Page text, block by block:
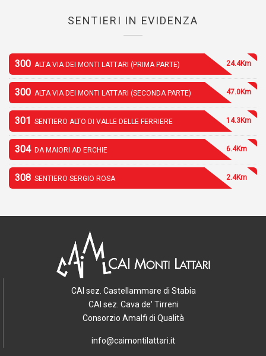
SENTIERI IN EVIDENZA
300 ALTA VIA DEI MONTI LATTARI (PRIMA PARTE) 24.4Km
300 ALTA VIA DEI MONTI LATTARI (SECONDA PARTE) 47.0Km
301 SENTIERO ALTO DI VALLE DELLE FERRIERE 14.3Km
304 DA MAIORI AD ERCHIE 6.4Km
308 SENTIERO SERGIO ROSA 2.4Km
CAI sez. Castellammare di Stabia
CAI sez. Cava de' Tirreni
Consorzio Amalfi di Qualità
info@caimontilattari.it